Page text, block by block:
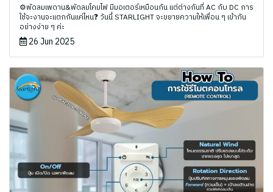
⚙️พัดลมเพดาน&พัดลมโคมไฟ มีมอเตอร์เหมือนกัน แต่ต่างกันที่ AC กับ DC การ
ใช้จะงานจะแตกกันแค่ไหน❓ วันนี้ STARLIGHT จะขยายความให้เพื่อน ๆ เข้ากัน
อย่างง่าย ๆ ค่ะ
26 Jun 2025